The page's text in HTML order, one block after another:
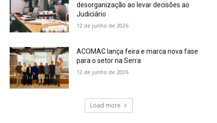
desorganização ao levar decisões ao
Judiciário
12 de junho de 2026
ACOMAC lança feira e marca nova fase
para o setor na Serra
12 de junho de 2026
Load more